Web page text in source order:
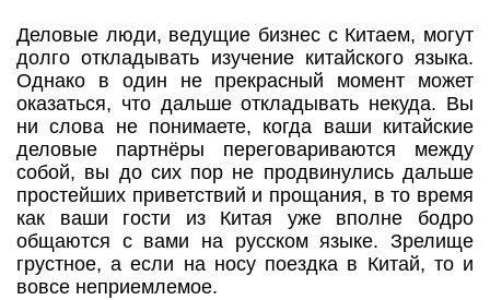
Деловые люди, ведущие бизнес с Китаем, могут
долго откладывать изучение китайского языка.
Однако в один не прекрасный момент может
оказаться, что дальше откладывать некуда. Вы
ни слова не понимаете, когда ваши китайские
деловые партнёры переговариваются между
собой, вы до сих пор не продвинулись дальше
простейших приветствий и прощания, в то время
как ваши гости из Китая уже вполне бодро
общаются с вами на русском языке. Зрелище
грустное, а если на носу поездка в Китай, то и
вовсе неприемлемое.